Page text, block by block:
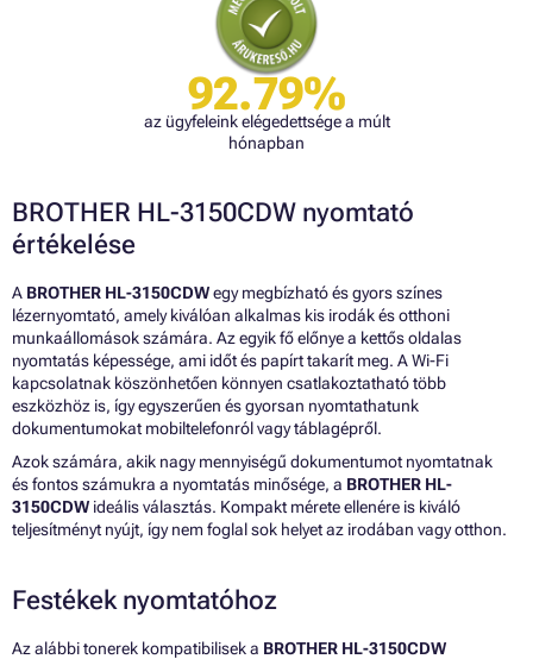
92.79%
az ügyfeleink elégedettsége a múlt
hónapban
BROTHER HL-3150CDW nyomtató
értékelése
A BROTHER HL-3150CDWegy megbízható és gyors színes
lézernyomtató, amely kiválóan alkalmas kis irodák és otthoni
munkaállomások számára. Az egyik fő előnye a kettős oldalas
nyomtatás képessége, ami időt és papírt takarít meg. A Wi-Fi
kapcsolatnak köszönhetően könnyen csatlakoztatható több
eszközhöz is, így egyszerűen és gyorsan nyomtathatunk
dokumentumokat mobiltelefonról vagy táblagépről.
Azok számára, akik nagy mennyiségű dokumentumot nyomtatnak
és fontos számukra a nyomtatás minősége, a BROTHER HL-
3150CDW ideális választás. Kompakt mérete ellenére is kiváló
teljesítményt nyújt, így nem foglal sok helyet az irodában vagy otthon.
Festékek nyomtatóhoz
Az alábbi tonerek kompatibilisek a BROTHER HL-3150CDW